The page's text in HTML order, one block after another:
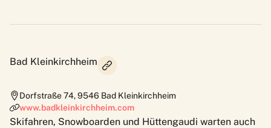
Bad Kleinkirchheim
Dorfstraße 74,9546 Bad Kleinkirchheim
www.badkleinkirchheim.com
Skifahren, Snowboarden und Hüttengaudi warten auch